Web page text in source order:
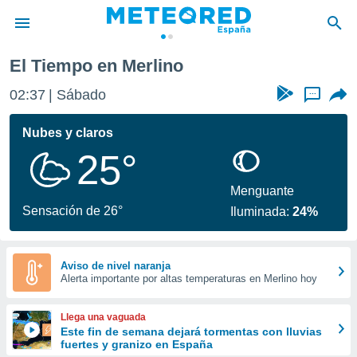
de
por
se
calidad.
a este
las
y
forma
digital
basada
El Tiempo en Merlino
02:37 Sábado ...
Nubes y claros
25°
Sensación de 26°
Menguante
Iluminada:24%
Aviso de nivel naranja
Alerta importante por altas temperaturas en Merlino hoy
Llega una vaguada
Este fin de semana dejará tormentas con lluvias
fuertes y granizo en España